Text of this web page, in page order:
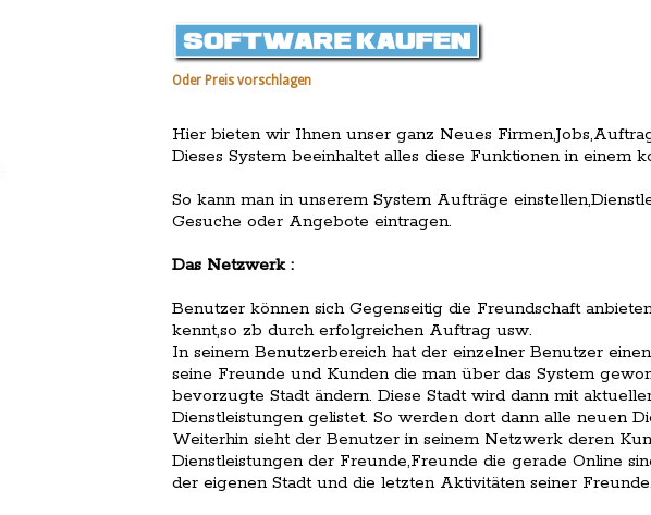
Oder Preis vorschlagen
Hier bieten wir Ihnen unser ganz Neues
Dieses System beeinhaltet alles diese Funktionen in einem
So kann man in unserem System Aufträge
Gesuche oder Angebote eintragen.
Das Netzwerk :
Benutzer können sich Gegenseitig die Freundschaft
kennt,so zb durch erfolgreichen Auftrag usw.
In seinem Benutzerbereich hat der einzelner Benutzer
seine Freunde und Kunden die man über das System
bevorzugte Stadt ändern. Diese Stadt wird dann mit
Dienstleistungen gelistet. So werden dort dann alle neuen
Weiterhin sieht der Benutzer in seinem Netzwerk deren
Dienstleistungen der Freunde,Freunde die gerade Online
der eigenen Stadt und die letzten Aktivitäten seiner